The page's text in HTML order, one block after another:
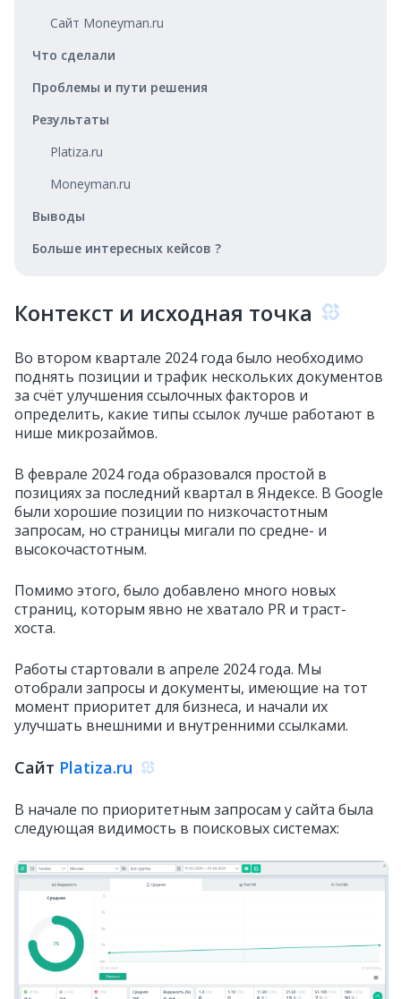
Сайт Moneyman.ru
Что сделали
Проблемы и пути решения
Результаты
Platiza.ru
Moneyman.ru
Выводы
Больше интересных кейсов ?
Контекст и исходная точка
Во втором квартале 2024 года было необходимо
поднять позиции и трафик нескольких документов
за счёт улучшения ссылочных факторов и
определить, какие типы ссылок лучше работают в
нише микрозаймов.
В феврале 2024 года образовался простой в
позициях за последний квартал в Яндексе. В Google
были хорошие позиции по низкочастотным
запросам, но страницы мигали по средне- и
высокочастотным.
Помимо этого, было добавлено много новых
страниц, которым явно не хватало PR и траст-
хоста.
Работы стартовали в апреле 2024 года. Мы
отобрали запросы и документы, имеющие на тот
момент приоритет для бизнеса, и начали их
улучшать внешними и внутренними ссылками.
Сайт Platiza.ru
В начале по приоритетным запросам у сайта была
следующая видимость в поисковых системах: